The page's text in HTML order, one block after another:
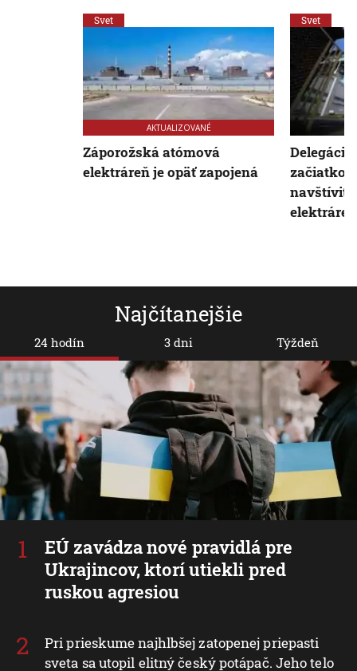
Najčítanejšie
24 hodín
EÚ zavádza nové pravidlá pre
Ukrajincov, ktorí utiekli pred
ruskou agresiou
Pri prieskume najhlbšej zatopenej priepasti
sveta sa utopil elitný český potápač. Jeho telo
3 dni Týždeň
Svet
AKTUALIZOVANÉ
Záporožská atómová
elektráreň je opäť zapojená
Svet
navštíviť
elektráreň